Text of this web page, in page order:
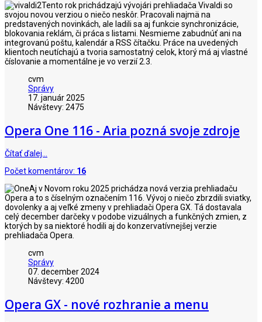
Tento rok prichádzajú vývojári prehliadača Vivaldi so
svojou novou verziou o niečo neskôr. Pracovali najmä na
predstavených novinkách, ale ladili sa aj funkcie synchronizácie,
blokovania reklám, či práca s listami. Nesmieme zabudnúť ani na
integrovanú poštu, kalendár a RSS čítačku. Práce na uvedených
klientoch neutíchajú a tvoria samostatný celok, ktorý má aj vlastné
číslovanie a momentálne je vo verzií 2.3.
cvm
Správy
17. január 2025
Návštevy: 2475
Opera One 116 - Aria pozná svoje zdroje
Čítať ďalej…
Počet komentárov: 16
Aj v Novom roku 2025 prichádza nová verzia prehliadaču
Opera a to s číselným označením 116. Vývoj o niečo zbrzdili sviatky,
dovolenky a aj veľké zmeny v prehliadači Opera GX. Tá dostavala
celý december darčeky v podobe vizuálnych a funkčných zmien, z
ktorých by sa niektoré hodili aj do konzervatívnejšej verzie
prehliadača Opera.
cvm
Správy
07. december 2024
Návštevy: 4200
Opera GX - nové rozhranie a menu